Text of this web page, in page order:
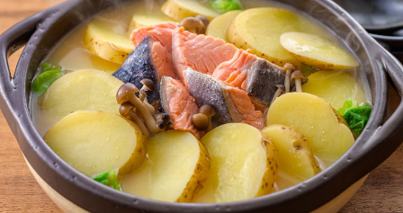
酢 調味酢
お酢ドリンク ぽん酢
みりん風・料理酒 鍋用調味料
新商品一覧
キャンペーン情報
ブランド・スペシャルサイト
ブランド・スペシャルサイト トップ
商品ブランドサイト
Fibee（ファイビー）
企業情報